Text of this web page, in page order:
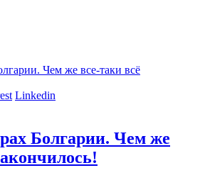
Linkedin
Болгарии. Чем же